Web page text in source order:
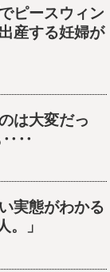
ピースウィン
産する妊婦が
は大変だっ
‥‥
実態がわかる
。」